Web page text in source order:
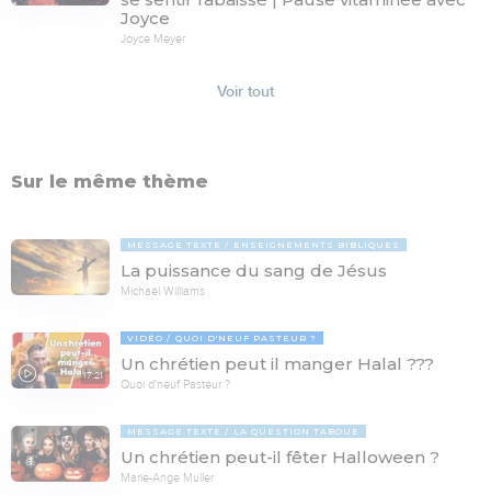
Joyce
Joyce Meyer
Voir tout
Sur le même thème
MESSAGE TEXTE ENSEIGNEMENTS BIBLIQUES
La puissance du sang de Jésus
Michaël Williams
17:21
VIDÉO QUOI D'NEUF PASTEUR ?
Un chrétien peut il manger Halal ???
Quoi d'neuf Pasteur ?
MESSAGE TEXTE LA QUESTION TABOUE
Un chrétien peut-il fêter Halloween ?
Marie-Ange Muller